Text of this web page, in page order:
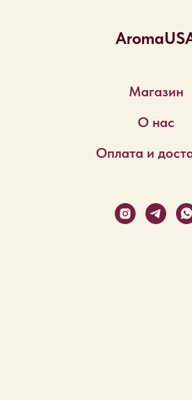
Магазин
О нас
Оплата и